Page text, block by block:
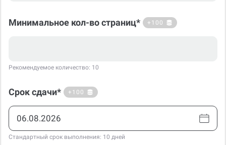
Минимальное кол-во страниц* +100
Рекомендуемое количество: 10
Срок сдачи* +100
Стандартный срок выполнения: 10 дней